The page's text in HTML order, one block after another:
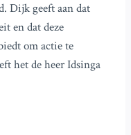
Dijk geeft aan dat
en dat deze
om actie te
het de heer Idsinga